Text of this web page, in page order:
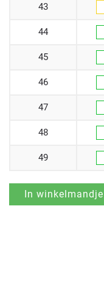
43
44
45
46
47
48
49